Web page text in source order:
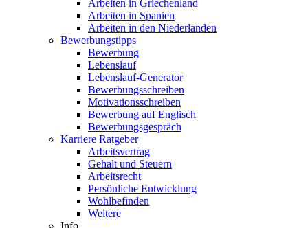
Arbeiten in Griechenland
Arbeiten in Spanien
Arbeiten in den Niederlanden
Bewerbungstipps
Bewerbung
Lebenslauf
Lebenslauf-Generator
Bewerbungsschreiben
Motivationsschreiben
Bewerbung auf Englisch
Bewerbungsgespräch
Karriere Ratgeber
Arbeitsvertrag
Gehalt und Steuern
Arbeitsrecht
Persönliche Entwicklung
Wohlbefinden
Weitere
Info